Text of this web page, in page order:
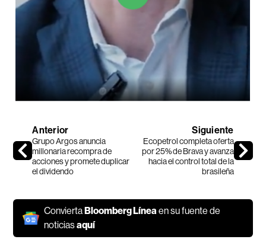
Anterior
Grupo Argos anuncia
millonaria recompra de
acciones y promete duplicar
el dividendo
Siguiente
Ecopetrol completa oferta
por 25% de Brava y avanza
hacia el control total de la
brasileña
ConviertaBloomberg Líneaen su fuente de
noticiasaquí